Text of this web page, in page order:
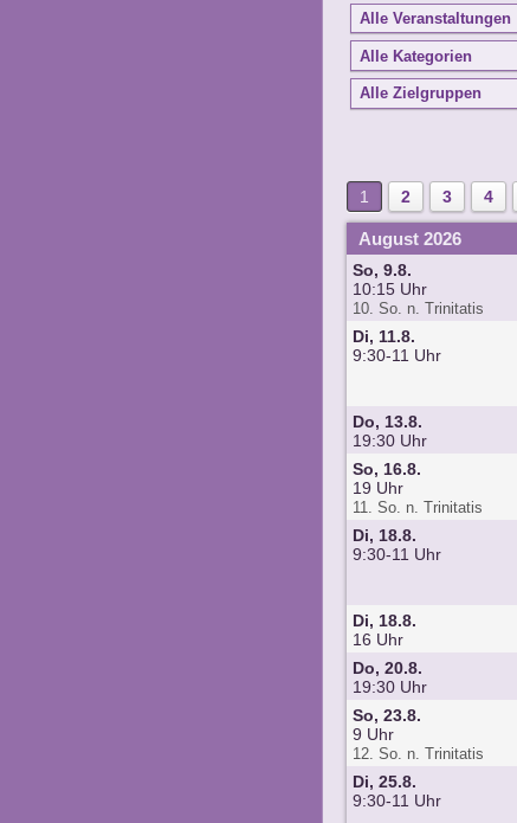
1 2 3 4
August 2026
So, 9.8.
10:15 Uhr
10. So. n. Trinitatis
Di, 11.8.
9:30-11 Uhr
Do, 13.8.
19:30 Uhr
So, 16.8.
19 Uhr
11. So. n. Trinitatis
Di, 18.8.
9:30-11 Uhr
Di, 18.8.
16 Uhr
Do, 20.8.
19:30 Uhr
So, 23.8.
9 Uhr
12. So. n. Trinitatis
Di, 25.8.
9:30-11 Uhr